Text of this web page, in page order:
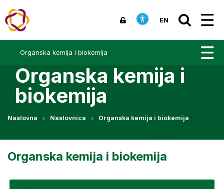
EN
Organska kemija i biokemija
Organska kemija i
biokemija
Naslovna Naslovnica Organska kemija i biokemija
Organska kemija i biokemija